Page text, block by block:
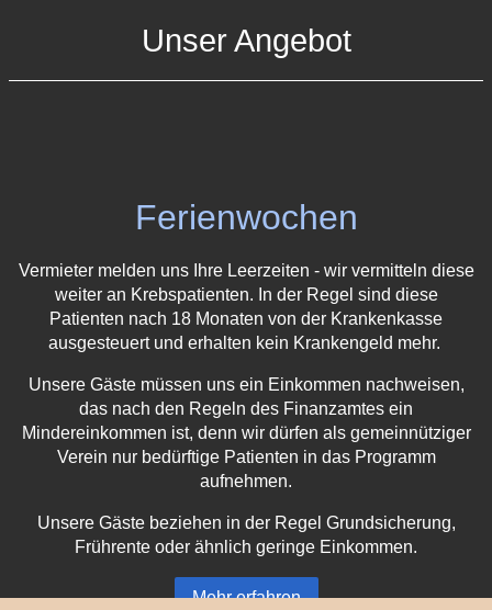
Unser Angebot
Ferienwochen
Vermieter melden uns Ihre Leerzeiten - wir vermitteln diese
weiter an Krebspatienten. In der Regel sind diese
Patienten nach 18 Monaten von der Krankenkasse
ausgesteuert und erhalten kein Krankengeld mehr.
Unsere Gäste müssen uns ein Einkommen nachweisen,
das nach den Regeln des Finanzamtes ein
Mindereinkommen ist, denn wir dürfen als gemeinnütziger
Verein nur bedürftige Patienten in das Programm
aufnehmen.
Unsere Gäste beziehen in der Regel Grundsicherung,
Frührente oder ähnlich geringe Einkommen.
Mehr erfahren